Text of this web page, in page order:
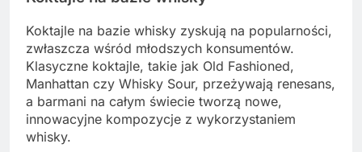
Koktajle na bazie whisky zyskują na popularności,
zwłaszcza wśród młodszych konsumentów.
Klasyczne koktajle, takie jak Old Fashioned,
Manhattan czy Whisky Sour, przeżywają renesans,
a barmani na całym świecie tworzą nowe,
innowacyjne kompozycje z wykorzystaniem
whisky.